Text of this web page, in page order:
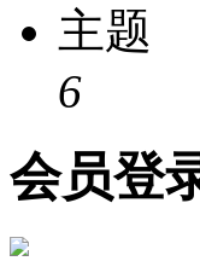
主题
6
会员登